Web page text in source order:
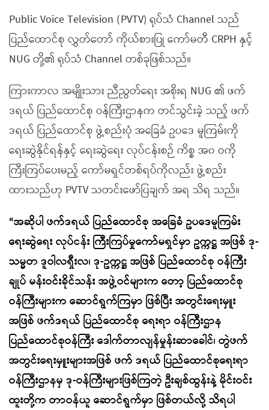
Public Voice Television (PVTV) ရုပ်သံ Channel သည်
ပြည်ထောင်စု လွှတ်တော် ကိုယ်စားပြု ကော်မတီ CRPH နှင့်
NUG တို့၏ ရုပ်သံ Channel တစ်ခုဖြစ်သည်။
ကြားကာလ အမျိုးသား ညီညွတ်ရေး အစိုးရ NUG ၏ ဖက်
ဒရယ် ပြည်ထောင်စု ဝန်ကြီးဌာနက တင်သွင်းခဲ့ သည့် ဖက်
ဒရယ် ပြည်ထောင်စု ဖွဲ့စည်းပုံ အခြေခံ ဥပဒေ မူကြမ်းကို
ရေးဆွဲနိုင်ရန်နှင့် ရေးဆွဲရေး လုပ်ငန်းစဉ် ကိစ္စ အ၀ ဝကို
ကြီးကြပ်ပေးမည့် ကော်မရှင်တစ်ရပ်ကိုလည်း ဖွဲ့စည်း
ထားသည်ဟု PVTV သတင်းဖော်ပြချက် အရ သိရ သည်။
“အဆိုပါ ဖက်ဒရယ် ပြည်ထောင်စု အခြေခံ ဥပဒေမူကြမ်း
ရေးဆွဲရေး လုပ်ငန်း ကြီးကြပ်မှုကော်မရှင်မှာ ဥက္ကဋ္ဌ အဖြစ် ဒု-
သမ္မတ ဒူဝါလရှီးလ၊ ဒု-ဥက္ကဋ္ဌ အဖြစ် ပြည်ထောင်စု ဝန်ကြီး
ချုပ် မန်းဝင်းခိုင်သန်း အဖွဲ့ဝင်များက တော့ ပြည်ထောင်စု
ဝန်ကြီးများက ဆောင်ရွက်ကြမှာ ဖြစ်ပြီး အတွင်းရေးမှူး
အဖြစ် ဖက်ဒရယ် ပြည်ထောင်စု ရေးရာ ဝန်ကြီးဌာန
ပြည်ထောင်စုဝန်ကြီး ဒေါက်တာလျန်မှုန်းဆာခေါင်၊ တွဲဖက်
အတွင်းရေးမှူးများအဖြစ် ဖက် ဒရယ် ပြည်ထောင်စုရေးရာ
ဝန်ကြီးဌာနမှ ဒု-ဝန်ကြီးများဖြစ်ကြတဲ့ ဦးချစ်ထွန်းနဲ့ မိုင်းဝင်း
ထူးတို့က တာဝန်ယူ ဆောင်ရွက်မှာ ဖြစ်တယ်လို့ သိရပါ